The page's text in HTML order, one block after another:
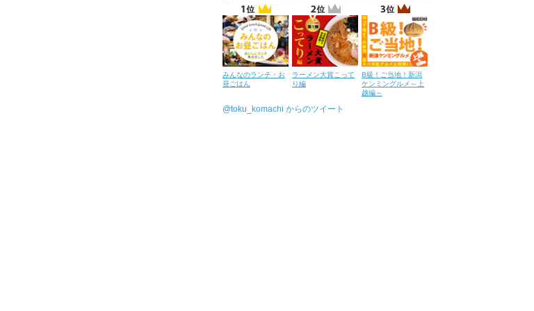
みんなのランチ・お
昼ごはん
ラーメン大賞こって
り編
B級！ご当地！新潟
ケンミングルメ～上
越編～
@toku_komachi からのツイート